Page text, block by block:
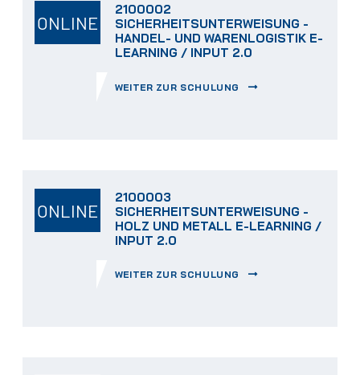
ONLINE
2100002
SICHERHEITSUNTERWEISUNG -
HANDEL- UND WARENLOGISTIK E-
LEARNING / INPUT 2.0
WEITER ZUR SCHULUNG
ONLINE
2100003
SICHERHEITSUNTERWEISUNG -
HOLZ UND METALL E-LEARNING /
INPUT 2.0
WEITER ZUR SCHULUNG